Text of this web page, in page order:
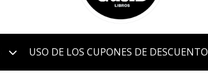
USO DE LOS CUPONES DE DESCUENTO